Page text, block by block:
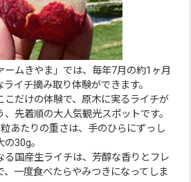
ームきやま」では、毎年7月の約1ヶ月
イチ摘み取り体験ができます。
こだけの体験で、原木に実るライチが
先着順の大人気観光スポットです。
あたりの重さは、手のひらにずっし
30g。
る国産生ライチは、芳醇な香りとフレ
、一度食べたらやみつきになってしま